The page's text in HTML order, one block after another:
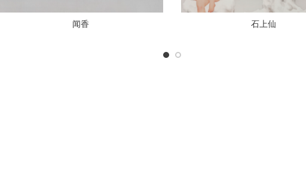
闻香 石上仙